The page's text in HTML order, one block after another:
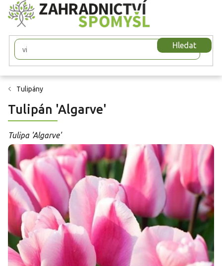
Přejít
na
obsah
Hledat
Tulipány
Tulipán 'Algarve'
Tulipa 'Algarve'